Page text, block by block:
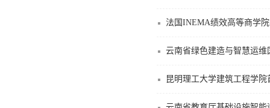
法国INEMA绩效高等商学
云南省绿色建造与智慧运
昆明理工大学建筑工程学